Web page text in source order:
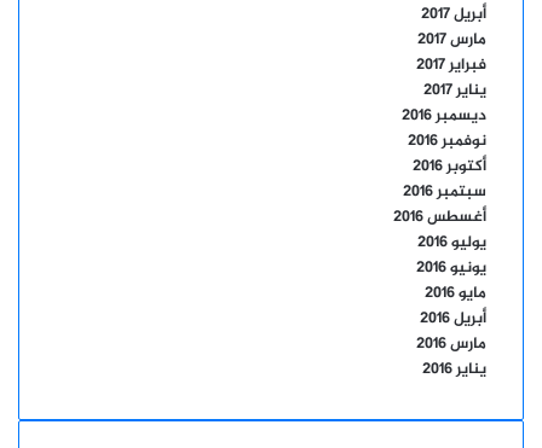
أبريل 2017
مارس 2017
فبراير 2017
يناير 2017
ديسمبر 2016
نوفمبر 2016
أكتوبر 2016
سبتمبر 2016
أغسطس 2016
يوليو 2016
يونيو 2016
مايو 2016
أبريل 2016
مارس 2016
يناير 2016